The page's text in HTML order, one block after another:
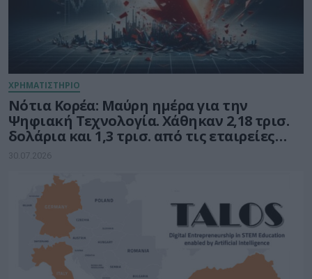
ΧΡΗΜΑΤΙΣΤΗΡΙΟ
Νότια Κορέα: Μαύρη ημέρα για την
Ψηφιακή Τεχνολογία. Χάθηκαν 2,18 τρισ.
δολάρια και 1,3 τρισ. από τις εταιρείες
ημιαγωγών
30.07.2026